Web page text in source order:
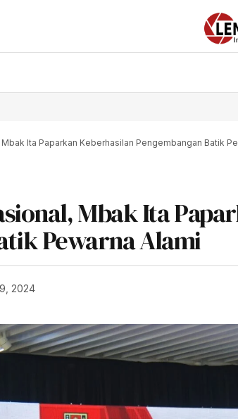
Ita Paparkan Keberhasilan Pengembangan Batik
Mbak Ita
Pewarna Alami
2024